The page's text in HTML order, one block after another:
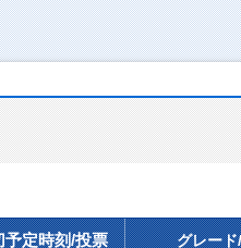
定時刻/投票 グレー